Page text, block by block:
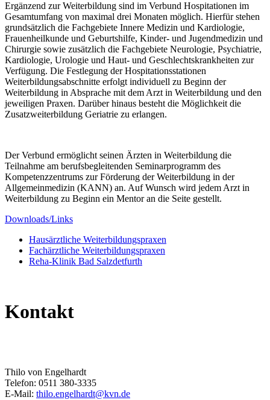
Ergänzend zur Weiterbildung sind im Verbund Hospitationen im
Gesamtumfang von maximal drei Monaten möglich. Hierfür stehen
grundsätzlich die Fachgebiete Innere Medizin und Kardiologie,
Frauenheilkunde und Geburtshilfe, Kinder-​ und Jugendmedizin und
Chirurgie sowie zusätzlich die Fachgebiete Neurologie, Psychiatrie,
Kardiologie, Urologie und Haut- und Geschlechtskrankheiten zur
Verfügung. Die Festlegung der Hospitationsstationen
Weiterbildungsabschnitte erfolgt individuell zu Beginn der
Weiterbildung in Absprache mit dem Arzt in Weiterbildung und den
jeweiligen Praxen. Darüber hinaus besteht die Möglichkeit die
Zusatzweiterbildung Geriatrie zu erlangen.
Der Verbund ermöglicht seinen Ärzten in Weiterbildung die
Teilnahme am berufsbegleitenden Seminarprogramm des
Kompetenzzentrums zur Förderung der Weiterbildung in der
Allgemeinmedizin (KANN) an. Auf Wunsch wird jedem Arzt in
Weiterbildung zu Beginn ein Mentor an die Seite gestellt.
Downloads/Links
Hausärztliche Weiterbildungspraxen
Fachärztliche Weiterbildungspraxen
Reha-Klinik Bad Salzdetfurth
Kontakt
Thilo von Engelhardt
Telefon: 0511 380-3335
E-Mail: thilo.engelhardt@kvn.de